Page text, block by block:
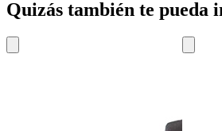
Quizás también te pueda